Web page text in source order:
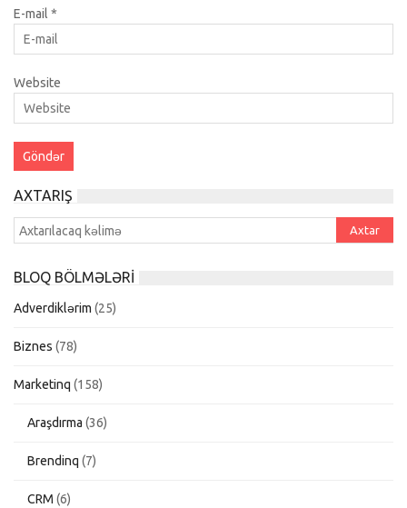
E-mail *
Website
AXTARIŞ
BLOQ BÖLMƏLƏRI
Adverdiklərim (25)
Biznes (78)
Marketinq (158)
Araşdırma (36)
Brendinq (7)
CRM (6)